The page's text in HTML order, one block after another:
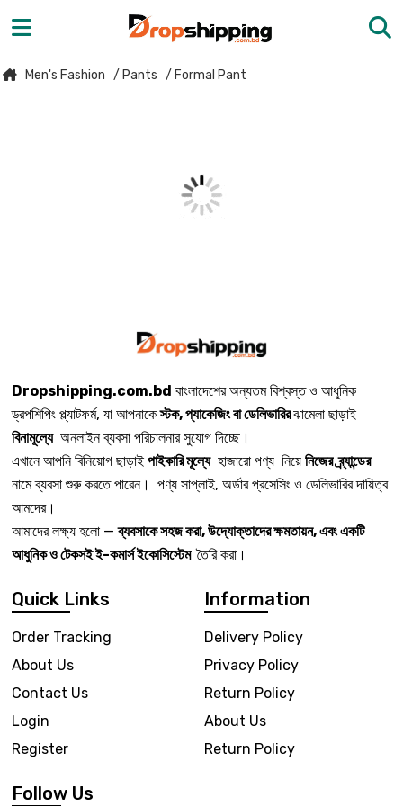
Men's Fashion / Pants / Formal Pant
Dropshipping.com.bd বাংলাদেশের অন্যতম বিশ্বস্ত ও আধুনিক
ড্রপশিপিং প্ল্যাটফর্ম, যা আপনাকেস্টক, প্যাকেজিং বা ডেলিভারিরঝামেলা ছাড়াই
বিনামূল্যেঅনলাইন ব্যবসা পরিচালনার সুযোগ দিচ্ছে।
এখানে আপনি বিনিয়োগ ছাড়াই পাইকারি মূল্যেহাজারো পণ্য নিয়ে নিজের ব্র্যান্ডের
নামে ব্যবসা শুরু করতে পারেন। পণ্য সাপ্লাই, অর্ডার প্রসেসিং ও ডেলিভারির দায়িত্ব
আমদের।
আমাদের লক্ষ্য হলো —ব্যবসাকে সহজ করা, উদ্যোক্তাদের ক্ষমতায়ন, এবং একটি
আধুনিক ও টেকসই ই-কমার্স ইকোসিস্টেম তৈরি করা।
Quick Links
Order Tracking
About Us
Contact Us
Login
Register
Information
Delivery Policy
Privacy Policy
Return Policy
About Us
Return Policy
Follow Us